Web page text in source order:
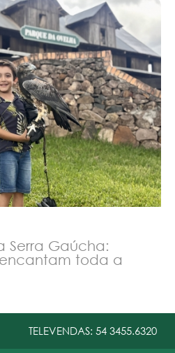
Serra Gaúcha:
toda a
TELEVENDAS: 54 3455.6320